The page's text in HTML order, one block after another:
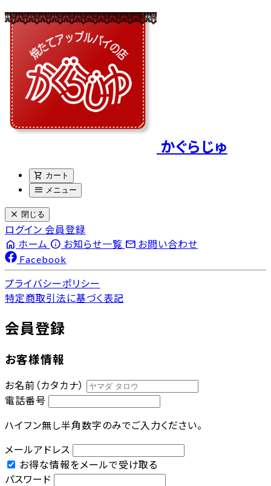
かぐらじゅ
shopping_cart カート
menu メニュー
close 閉じる
ログイン 会員登録
home ホーム info お知らせ一覧 email お問い合わせ
Facebook
プライバシーポリシー
特定商取引法に基づく表記
会員登録
お客様情報
お名前（カタカナ）
電話番号
ハイフン無し半角数字のみでご入力ください。
メールアドレス
お得な情報をメールで受け取る
パスワード